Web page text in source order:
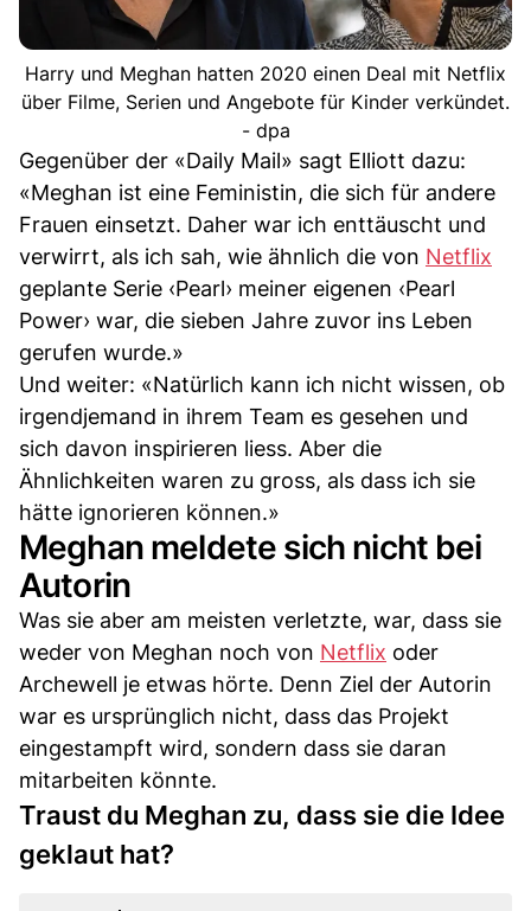
Harry und Meghan hatten 2020 einen Deal mit Netflix
über Filme, Serien und Angebote für Kinder verkündet.
- dpa
Gegenüber der «Daily Mail» sagt Elliott dazu:
«Meghan ist eine Feministin, die sich für andere
Frauen einsetzt. Daher war ich enttäuscht und
verwirrt, als ich sah, wie ähnlich die von Netflix
geplante Serie ‹Pearl› meiner eigenen ‹Pearl
Power› war, die sieben Jahre zuvor ins Leben
gerufen wurde.»
Und weiter: «Natürlich kann ich nicht wissen, ob
irgendjemand in ihrem Team es gesehen und
sich davon inspirieren liess. Aber die
Ähnlichkeiten waren zu gross, als dass ich sie
hätte ignorieren können.»
Meghan meldete sich nicht bei
Autorin
Was sie aber am meisten verletzte, war, dass sie
weder von Meghan noch von Netflix oder
Archewell je etwas hörte. Denn Ziel der Autorin
war es ursprünglich nicht, dass das Projekt
eingestampft wird, sondern dass sie daran
mitarbeiten könnte.
Traust du Meghan zu, dass sie die Idee
geklaut hat?